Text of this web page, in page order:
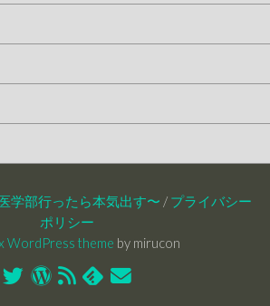
学部行ったら本気出す〜 / プライバシー
ポリシー
WordPress theme by mirucon
TwitterWordPress
RSS Feedlyお